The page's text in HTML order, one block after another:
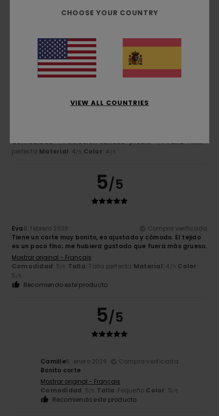
4.8
3 /5
Comodidad: 4/5 Relación calidad-precio: 4/5 Talla: Talla
perfecta Material: 4/5 Color: 4 /5
5/5
Eva8. febrero 2026
Compra verificada
Tiene un corte muy bonito, es ajustado y cómodo. El tejido
es un poco fino; me hubiera gustado que fuera más grueso.
Mostrar original - Français
Comodidad: 5/5 Talla: Talla perfecta Material: 4 /5 Color:
5/5
Recomiendo este producto
5/5
Camille5. enero 2026
Compra verificada
Bonito corte
Mostrar original - Français
Comodidad: 5/5 Talla: Pequeño Color: 5/5
Recomiendo este producto
CHOOSE YOUR COUNTRY
VIEW ALL COUNTRIES